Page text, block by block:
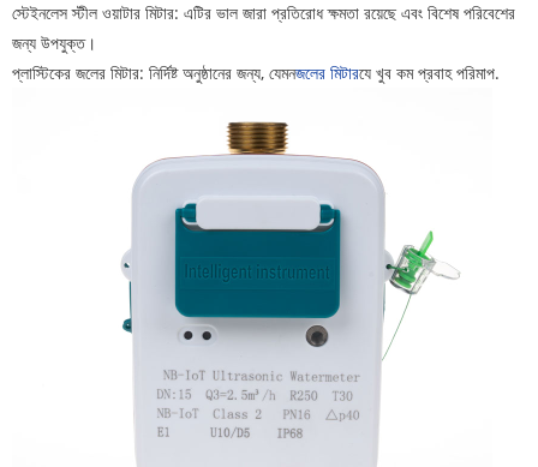
স্টেইনলেস স্টীল ওয়াটার মিটার: এটির ভাল জারা প্রতিরোধ ক্ষমতা রয়েছে এবং বিশেষ পরিবেশের
জন্য উপযুক্ত।
প্লাস্টিকের জলের মিটার: নির্দিষ্ট অনুষ্ঠানের জন্য, যেমনজলের মিটারযে খুব কম প্রবাহ পরিমাপ.